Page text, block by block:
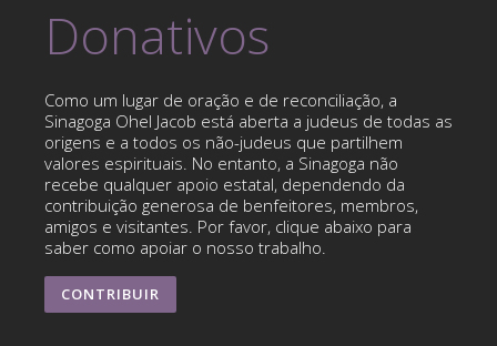
Donativos
Como um lugar de oração e de reconciliação, a
Sinagoga Ohel Jacob está aberta a judeus de todas as
origens e a todos os não-judeus que partilhem
valores espirituais. No entanto, a Sinagoga não
recebe qualquer apoio estatal, dependendo da
contribuição generosa de benfeitores, membros,
amigos e visitantes. Por favor, clique abaixo para
saber como apoiar o nosso trabalho.
CONTRIBUIR